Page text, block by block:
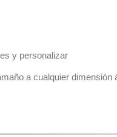
y personalizar
a cualquier